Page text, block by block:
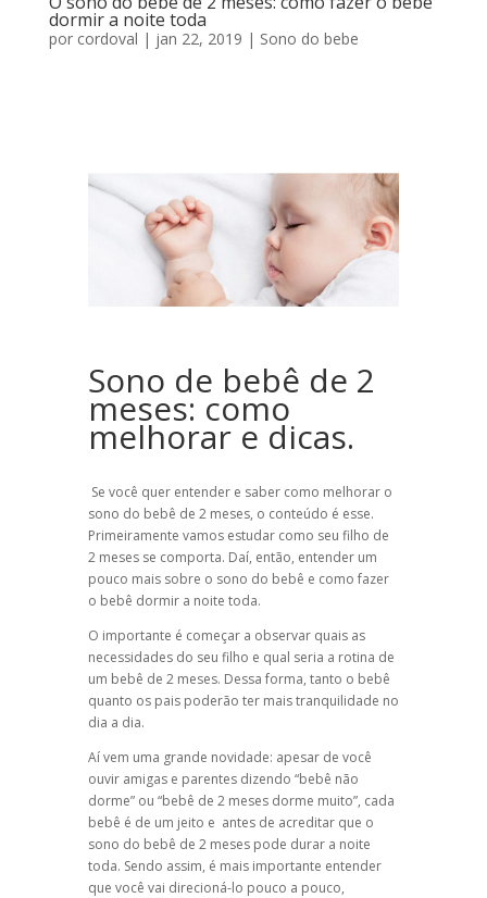
dormir a noite toda
por cordoval | jan 22, 2019 | Sono do bebe
Sono de bebê de 2
meses: como
melhorar e dicas.
Se você quer entender e saber como melhorar o
sono do bebê de 2 meses, o conteúdo é esse.
Primeiramente vamos estudar como seu filho de
2 meses se comporta. Daí, então, entender um
pouco mais sobre o sono do bebê e como fazer
o bebê dormir a noite toda.
O importante é começar a observar quais as
necessidades do seu filho e qual seria a rotina de
um bebê de 2 meses. Dessa forma, tanto o bebê
quanto os pais poderão ter mais tranquilidade no
dia a dia.
Aí vem uma grande novidade: apesar de você
ouvir amigas e parentes dizendo “bebê não
dorme” ou “bebê de 2 meses dorme muito”, cada
bebê é de um jeito e antes de acreditar que o
sono do bebê de 2 meses pode durar a noite
toda. Sendo assim, é mais importante entender
que você vai direcioná-lo pouco a pouco,